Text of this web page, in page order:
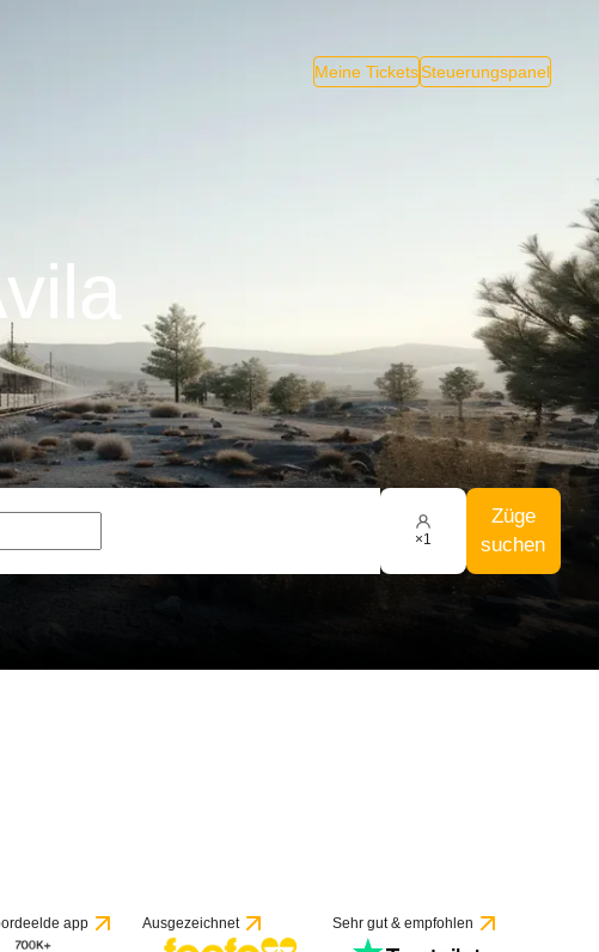
Meine TicketsSteuerungspanel
×1
Züge
suchen
app Ausgezeichnet Sehr gut & empfohlen